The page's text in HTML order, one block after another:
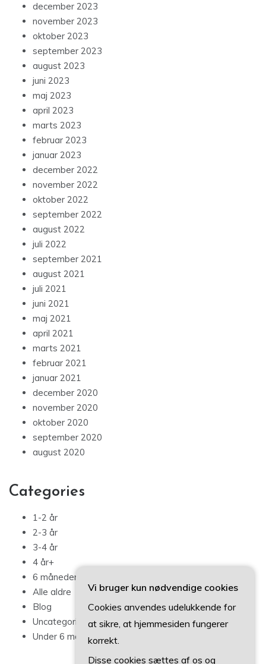
december 2023
november 2023
oktober 2023
september 2023
august 2023
juni 2023
maj 2023
april 2023
marts 2023
februar 2023
januar 2023
december 2022
november 2022
oktober 2022
september 2022
august 2022
juli 2022
september 2021
august 2021
juli 2021
juni 2021
maj 2021
april 2021
marts 2021
februar 2021
januar 2021
december 2020
november 2020
oktober 2020
september 2020
august 2020
Categories
1-2 år
2-3 år
3-4 år
4 år+
6 måneder – 1 år
Alle aldre
Blog
Uncategorized
Under 6 måneder
Vi bruger kun nødvendige cookies
Cookies anvendes udelukkende for
at sikre, at hjemmesiden fungerer
korrekt.
Disse cookies sættes af os og